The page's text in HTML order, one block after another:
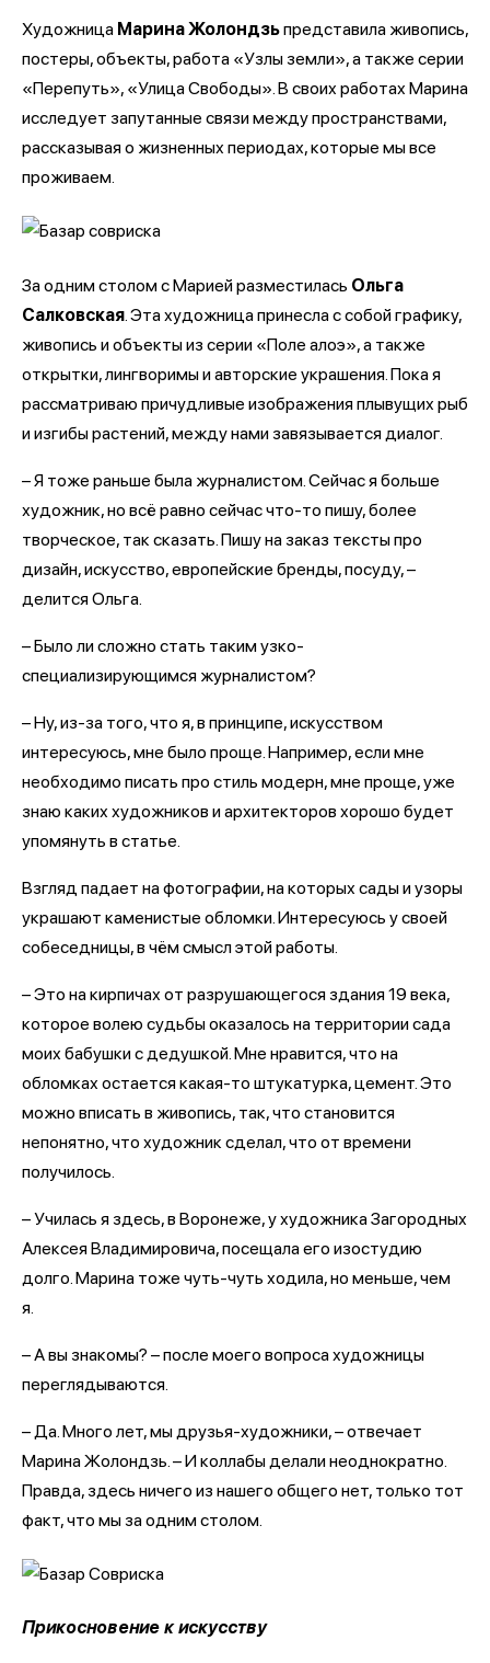
Художница Марина Жолондзьпредставила живопись,
постеры, объекты, работа «Узлы земли», а также серии
«Перепуть», «Улица Свободы». В своих работах Марина
исследует запутанные связи между пространствами,
рассказывая о жизненных периодах, которые мы все
проживаем.
За одним столом с Марией разместилась Ольга
Салковская . Эта художница принесла с собой графику,
живопись и объекты из серии «Поле алоэ», а также
открытки, лингворимы и авторские украшения. Пока я
рассматриваю причудливые изображения плывущих рыб
и изгибы растений, между нами завязывается диалог.
– Я тоже раньше была журналистом. Сейчас я больше
художник, но всё равно сейчас что-то пишу, более
творческое, так сказать. Пишу на заказ тексты про
дизайн, искусство, европейские бренды, посуду, –
делится Ольга.
– Было ли сложно стать таким узко-
специализирующимся журналистом?
– Ну, из-за того, что я, в принципе, искусством
интересуюсь, мне было проще. Например, если мне
необходимо писать про стиль модерн, мне проще, уже
знаю каких художников и архитекторов хорошо будет
упомянуть в статье.
Взгляд падает на фотографии, на которых сады и узоры
украшают каменистые обломки. Интересуюсь у своей
собеседницы, в чём смысл этой работы.
– Это на кирпичах от разрушающегося здания 19 века,
которое волею судьбы оказалось на территории сада
моих бабушки с дедушкой. Мне нравится, что на
обломках остается какая-то штукатурка, цемент. Это
можно вписать в живопись, так, что становится
непонятно, что художник сделал, что от времени
получилось.
– Училась я здесь, в Воронеже, у художника Загородных
Алексея Владимировича, посещала его изостудию
долго. Марина тоже чуть-чуть ходила, но меньше, чем
я.
– А вы знакомы? – после моего вопроса художницы
переглядываются.
– Да. Много лет, мы друзья-художники, – отвечает
Марина Жолондзь. – И коллабы делали неоднократно.
Правда, здесь ничего из нашего общего нет, только тот
факт, что мы за одним столом.
Прикосновение к искусству